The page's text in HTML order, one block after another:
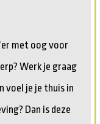
met oog voor
Werk je graag
voel je je thuis in
Dan is deze